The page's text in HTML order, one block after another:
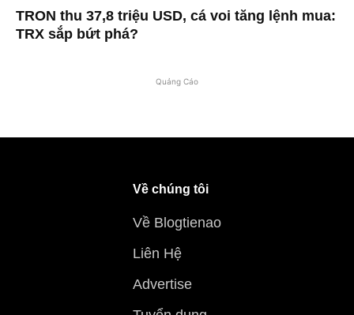
TRON thu 37,8 triệu USD, cá voi tăng lệnh mua:
TRX sắp bứt phá?
Quảng Cáo
Về chúng tôi
Về Blogtienao
Liên Hệ
Advertise